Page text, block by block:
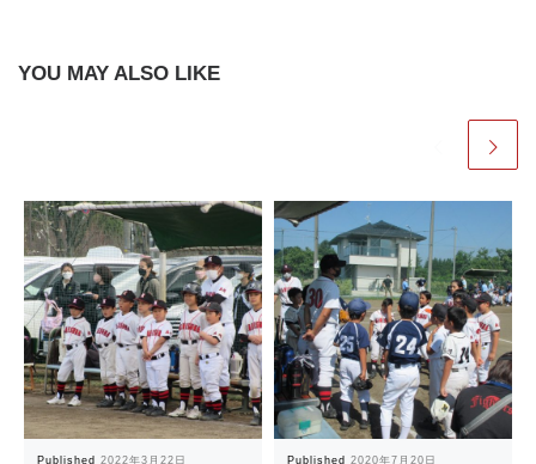
YOU MAY ALSO LIKE
Published 2022年3月22日 Published 2020年7月20日